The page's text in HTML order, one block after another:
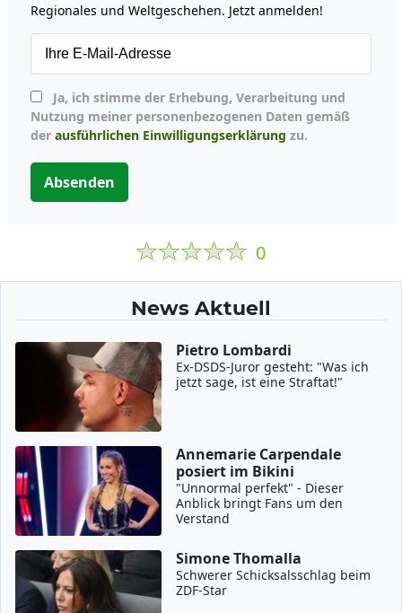
Regionales und Weltgeschehen. Jetzt anmelden!
Nutzung meiner personenbezogenen Daten gemäß
der ausführlichen Einwilligungserklärung zu.
Absenden
0
News Aktuell
Pietro Lombardi
Ex-DSDS-Juror gesteht: "Was ich
jetzt sage, ist eine Straftat!"
Annemarie Carpendale
posiert im Bikini
"Unnormal perfekt" - Dieser
Anblick bringt Fans um den
Verstand
Simone Thomalla
Schwerer Schicksalsschlag beim
ZDF-Star